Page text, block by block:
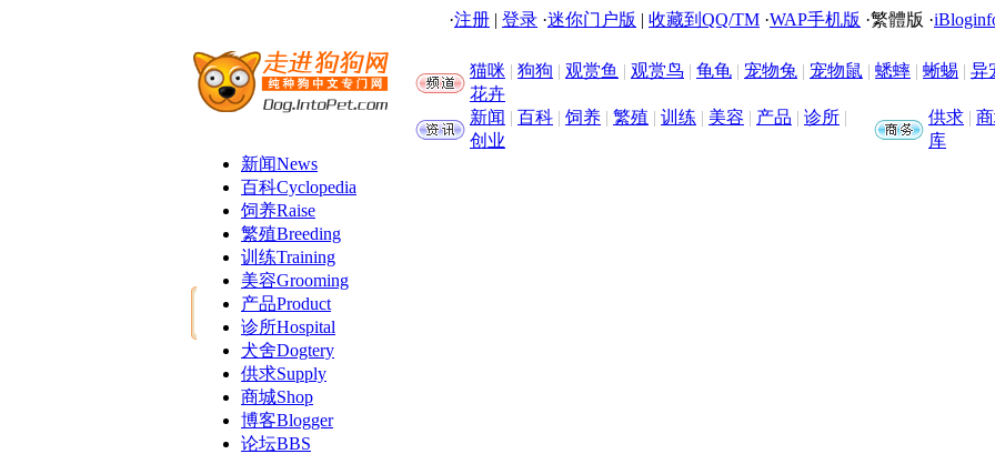
·注册 | 登录 ·迷你门户版 | 收藏到QQ/TM ·WAP手机版 ·繁體版 ·
猫咪 | 狗狗 | 观赏鱼 | 观赏鸟 | 龟龟 | 宠物兔 | 宠物鼠 | 蟋蟀 | 蜥蜴 | 异
花卉
新闻 | 百科 | 饲养 | 繁殖 | 训练 | 美容 | 产品 | 诊所 |
创业
供求 |
库
新闻News
百科Cyclopedia
饲养Raise
繁殖Breeding
训练Training
美容Grooming
产品Product
诊所Hospital
犬舍Dogtery
供求Supply
商城Shop
博客Blogger
论坛BBS